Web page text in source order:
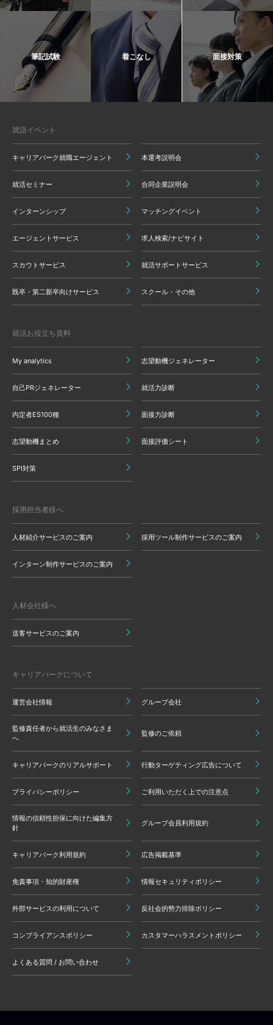
筆記試験 着こなし 面接対策
就活イベント
キャリアパーク就職エージェント 本選考説明会
就活セミナー 合同企業説明会
インターンシップ マッチングイベント
エージェントサービス 求人検索/ナビサイト
スカウトサービス 就活サポートサービス
既卒・第二新卒向けサービス スクール・その他
就活お役立ち資料
My analytics 志望動機ジェネレーター
自己PRジェネレーター 就活力診断
内定者ES100種 面接力診断
志望動機まとめ 面接評価シート
SPI対策
採用担当者様へ
人材紹介サービスのご案内 採用ツール制作サービスのご案内
インターン制作サービスのご案内
人材会社様へ
送客サービスのご案内
キャリアパークについて
運営会社情報 グループ会社
監修責任者から就活生のみなさま
へ
監修のご依頼
キャリアパークのリアルサポート 行動ターゲティング広告について
プライバシーポリシー ご利用いただく上での注意点
情報の信頼性担保に向けた編集方
針
グループ会員利用規約
キャリアパーク利用規約 広告掲載基準
免責事項・知的財産権 情報セキュリティポリシー
外部サービスの利用について 反社会的勢力排除ポリシー
コンプライアンスポリシー カスタマーハラスメントポリシー
よくある質問 / お問い合わせ